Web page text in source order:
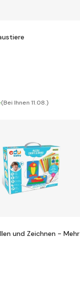
(Bei Ihnen 11.08.)
und Zeichnen - Mehr